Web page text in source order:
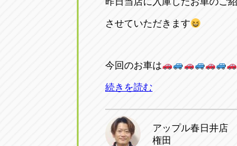
させていただきます
今回のお車は
続きを読む
アップル春日井店
権田